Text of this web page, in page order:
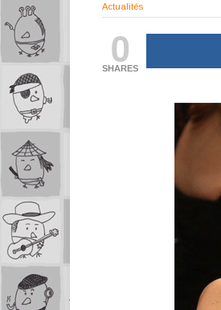
Actualités
0
SHARES